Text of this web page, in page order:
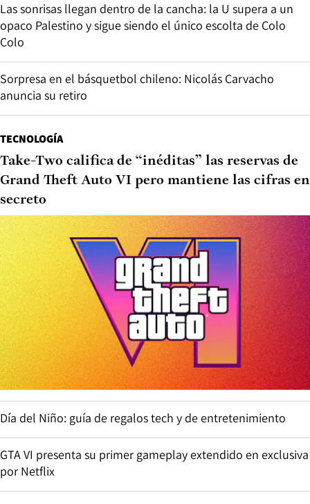
Las sonrisas llegan dentro de la cancha: la U supera a un
opaco Palestino y sigue siendo el único escolta de Colo
Colo
Sorpresa en el básquetbol chileno: Nicolás Carvacho
anuncia su retiro
TECNOLOGÍA
Take-Two califica de “inéditas” las reservas de
Grand Theft Auto VI pero mantiene las cifras en
secreto
Día del Niño: guía de regalos tech y de entretenimiento
GTA VI presenta su primer gameplay extendido en exclusiva
por Netflix